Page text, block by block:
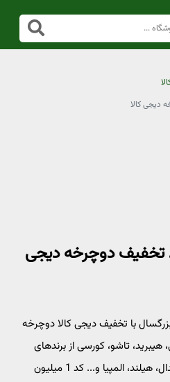
تخفیف دوچرخه دیجی
با تخفیف دیجی کالا دوچرخه
تاشو، کورسی از برندهای
جاینت، مریدا، ویوا، اورلرد، کنندال، هیلند، المپیا و... کد 1 میلیون